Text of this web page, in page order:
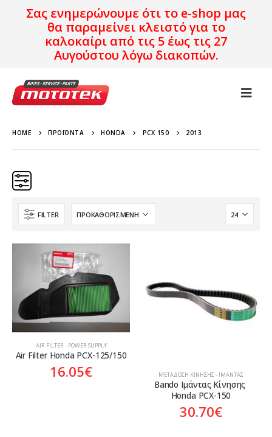
Σας ενημερώνουμε ότι το e-shop μας
θα παραμείνει κλειστό για το
καλοκαίρι από τις 5 έως τις 27
Αυγούστου λόγω διακοπών.
HOME ΠΡΟΪΌΝΤΑ HONDA PCX 150 2013
Κατηγορίες
Προϊόν Προέλευση
Aftermarket Genuine
Γνήσιο
FILTER
AIR FILTER - POWER SUPPLY
Air Filter Honda PCX-125/150
16.05€ ΜΕΤΆΔΟΣΗ ΚΊΝΗΣΗΣ - ΙΜΆΝΤΑΣ
Bando Ιμάντας Κίνησης
Honda PCX-150
30.70€